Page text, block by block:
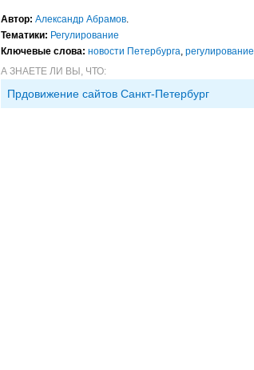
Автор: Александр Абрамов.
Тематики: Регулирование
Ключевые слова: новости Петербурга, регулирование
А ЗНАЕТЕ ЛИ ВЫ, ЧТО:
Прдовижение сайтов Санкт-Петербург